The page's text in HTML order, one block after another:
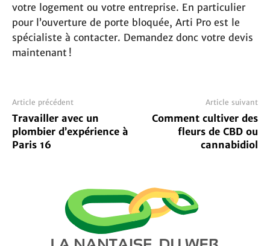
votre logement ou votre entreprise. En particulier
pour l’ouverture de porte bloquée, Arti Pro est le
spécialiste à contacter. Demandez donc votre devis
maintenant !
Article précédent
Travailler avec un
plombier d’expérience à
Paris 16
Article suivant
Comment cultiver des
fleurs de CBD ou
cannabidiol